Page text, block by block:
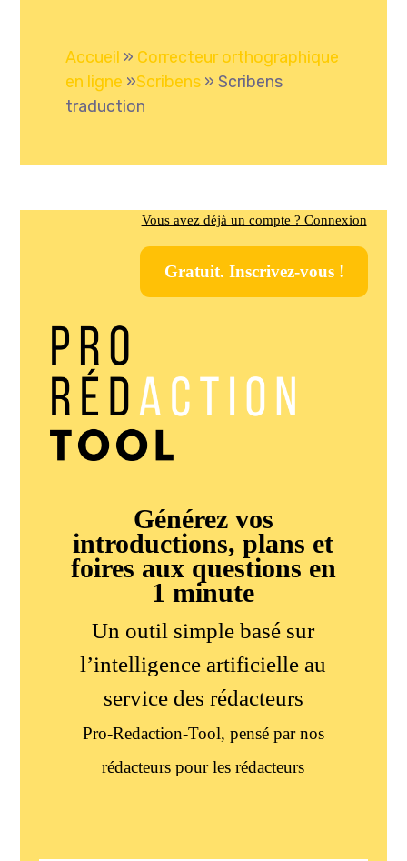
Accueil » Correcteur orthographique
en ligne »Scribens »Scribens
traduction
Vous avez déjà un compte ? Connexion
Gratuit. Inscrivez-vous !
Générez vos
introductions, plans et
foires aux questions en
1 minute
Un outil simple basé sur
l’intelligence artificielle au
service des rédacteurs
Pro-Redaction-Tool, pensé par nos
rédacteurs pour les rédacteurs